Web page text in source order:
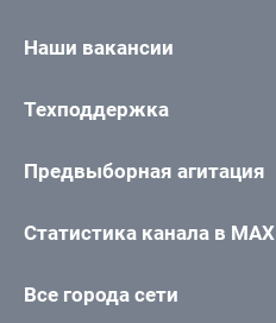
Наши вакансии
Техподдержка
Предвыборная агитация
Статистика канала в MAX
Все города сети